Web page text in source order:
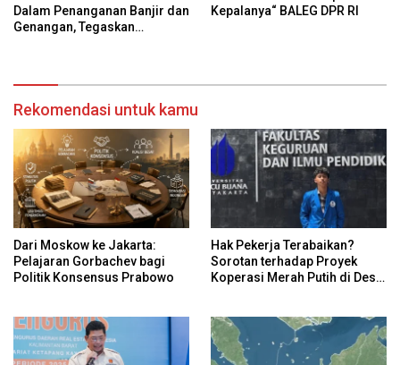
Dalam Penanganan Banjir dan
Genangan, Tegaskan
Kepalanya“ BALEG DPR RI
Rekomendasi untuk kamu
Dari Moskow ke Jakarta:
Pelajaran Gorbachev bagi
Politik Konsensus Prabowo
Hak Pekerja Terabaikan?
Sorotan terhadap Proyek
Koperasi Merah Putih di Desa